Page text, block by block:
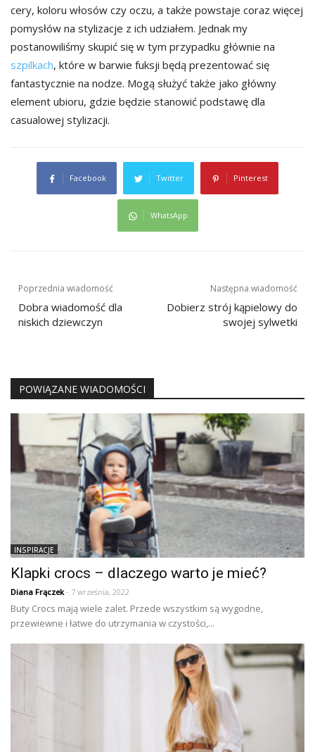
cery, koloru włosów czy oczu, a także powstaje coraz więcej
pomysłów na stylizacje z ich udziałem. Jednak my
postanowiliśmy skupić się w tym przypadku głównie na
szpilkach, które w barwie fuksji będą prezentować się
fantastycznie na nodze. Mogą służyć także jako główny
element ubioru, gdzie będzie stanowić podstawę dla
casualowej stylizacji.
Facebook Twitter Pinterest
WhatsApp
Nawigacja
wpisu
Poprzednia wiadomość
Dobra wiadomość dla
niskich dziewczyn
Następna wiadomość
Dobierz strój kąpielowy do
swojej sylwetki
POWIĄZANE WIADOMOŚCI
INSPIRACJE
Klapki crocs – dlaczego warto je mieć?
Diana Frączek- 7 września, 2022
Buty Crocs mają wiele zalet. Przede wszystkim są wygodne,
przewiewne i łatwe do utrzymania w czystości,...